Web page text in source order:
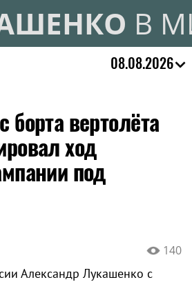
В
08.08.2026
вертолёта
ход
под
140
Александр Лукашенко с